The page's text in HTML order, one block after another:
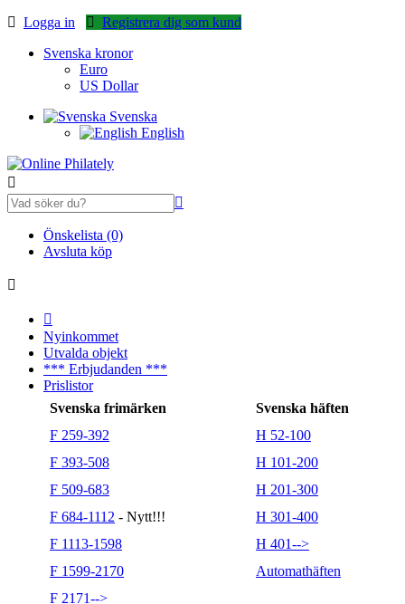
Logga in
Registrera dig som kund
Svenska kronor
Euro
US Dollar
Svenska
English
Önskelista (0)
Avsluta köp
Nyinkommet
Utvalda objekt
*** Erbjudanden ***
Prislistor
Svenska frimärken
Svenska häften
F 259-392
H 52-100
F 393-508
H 101-200
F 509-683
H 201-300
F 684-1112 - Nytt!!!
H 301-400
F 1113-1598
H 401-->
F 1599-2170
Automathäften
F 2171-->